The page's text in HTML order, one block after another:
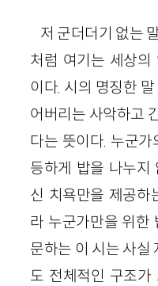
저 군더더기 없는
처럼 여기는 세상의
이다. 시의 명징한
어버리는 사악하고
다는 뜻이다. 누군
등하게 밥을 나누지
신 치욕만을 제공하
라 누군가만을 위한
문하는 이 시는 사실
도 전체적인 구조가